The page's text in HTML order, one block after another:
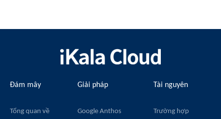
Đám mây
Tổng quan về
Giải pháp
Google Anthos
Tài nguyên
Trường hợp